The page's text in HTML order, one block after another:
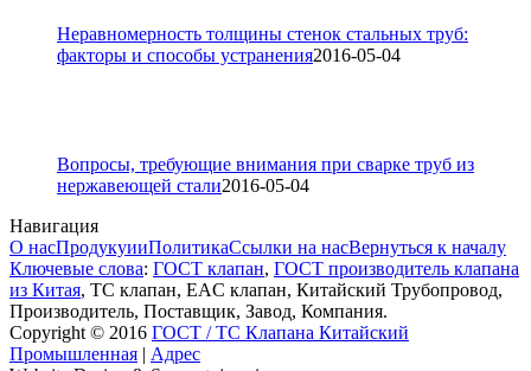
Неравномерность толщины стенок стальных труб:
факторы и способы устранения2016-05-04
Вопросы, требующие внимания при сварке труб из
нержавеющей стали2016-05-04
Навигация
О насПродукуииПолитикаСсылки на насВернуться к началу
Ключевые слова: ГОСТ клапан, ГОСТ производитель клапана
из Китая, ТС клапан, EAC клапан, Китайский Трубопровод,
Производитель, Поставщик, Завод, Компания.
Copyright © 2016 ГОСТ / ТС Клапана Китайский
Промышленная | Адрес